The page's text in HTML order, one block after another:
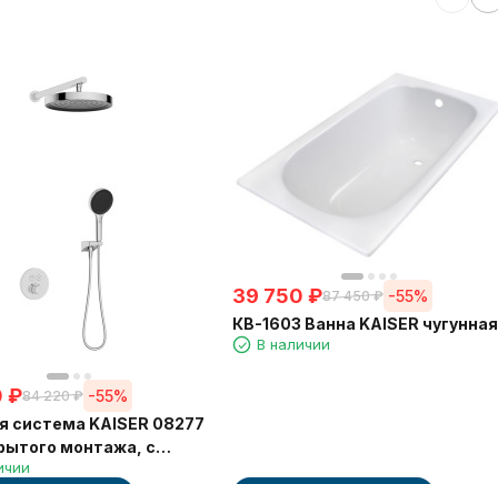
₽84 220 ₽ -55%
система KAISER 08277
монтажа, с
39 750 ₽87 450 ₽ -55%
КВ-1603 Ванна KAISER чугунная
В наличии